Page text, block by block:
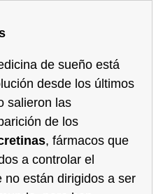
de sueño está
desde los últimos
salieron las
de los
, fármacos que
a controlar el
no están dirigidos a ser